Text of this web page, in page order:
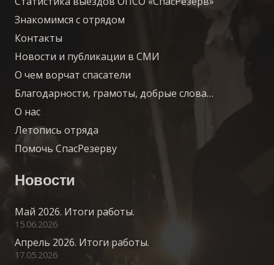
Знакомимся с отрядом
Контакты
Новости и публикации в СМИ
О чем ворчат спасатели
Благодарности, грамоты, добрые слова…
О нас
Летопись отряда
Помочь СпасРезерву
Новости
Май 2026. Итоги работы.
15.06.2026
Апрель 2026. Итоги работы.
17.05.2026